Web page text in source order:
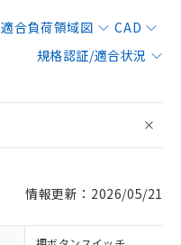
適合負荷領域図
CAD
規格認証/適合状況
情報更新：2026/05/21